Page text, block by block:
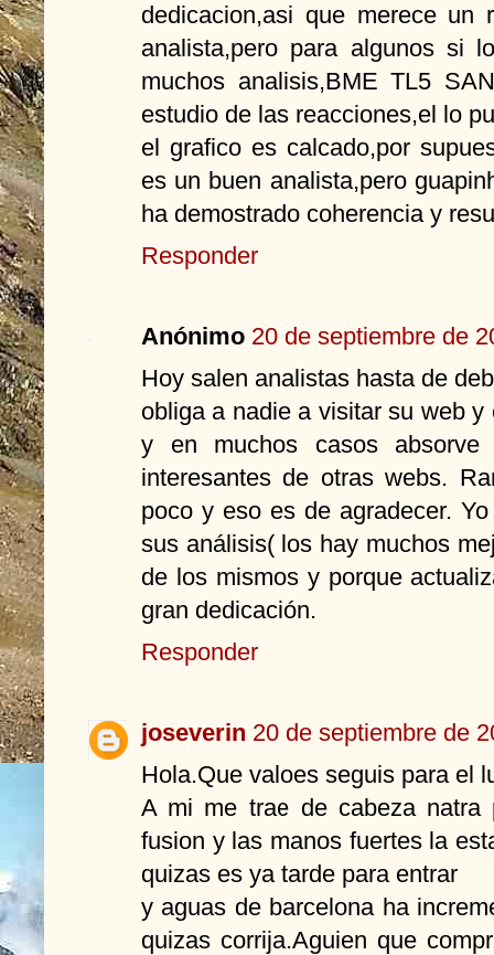
dedicacion,asi que merece un
analista,pero para algunos si
muchos analisis,BME TL5
estudio de las reacciones,el lo
el grafico es calcado,por
es un buen analista,pero
ha demostrado coherencia y
Responder
Anónimo 20 de septiembre de
Hoy salen analistas hasta de
obliga a nadie a visitar su web
y en muchos casos absorve
interesantes de otras webs.
poco y eso es de agradecer.
sus análisis( los hay muchos
de los mismos y porque
gran dedicación.
Responder
joseverin 20 de septiembre de
Hola.Que valoes seguis para el
A mi me trae de cabeza
fusion y las manos fuertes la
quizas es ya tarde para entrar
y aguas de barcelona ha
quizas corrija.Aguien que